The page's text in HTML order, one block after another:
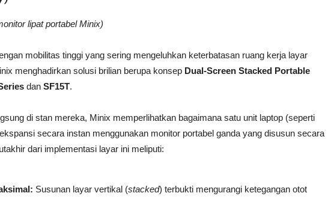
lipat portabel Minix)
mobilitas tinggi yang sering mengeluhkan keterbatasan ruang kerja layar
menghadirkan solusi brilian berupa konsep Dual-Screen Stacked Portable
dan SF15T.
di stan mereka, Minix memperlihatkan bagaimana satu unit laptop (seperti
secara instan menggunakan monitor portabel ganda yang disusun secara
dari implementasi layar ini meliputi:
Susunan layar vertikal (stacked) terbukti mengurangi ketegangan otot